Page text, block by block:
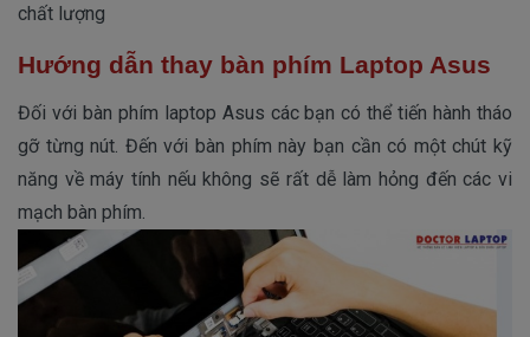
chất lượng
Hướng dẫn thay bàn phím Laptop Asus
Đối với bàn phím laptop Asus các bạn có thể tiến hành tháo
gỡ từng nút. Đến với bàn phím này bạn cần có một chút kỹ
năng về máy tính nếu không sẽ rất dễ làm hỏng đến các vi
mạch bàn phím.